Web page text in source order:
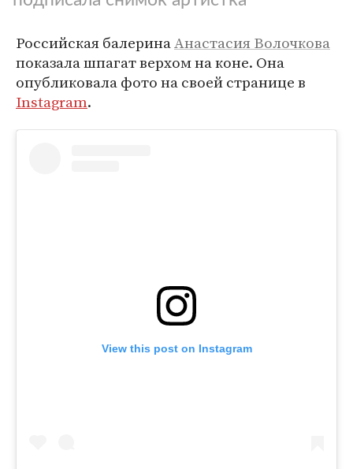
Российская балеринаАнастасия Волочкова
показала шпагат верхом на коне. Она
опубликовала фото на своей странице в
Instagram.
View this post on Instagram